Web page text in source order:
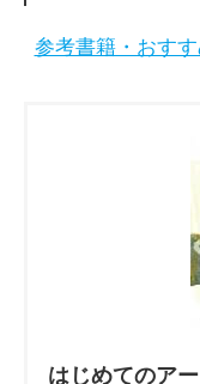
参考書籍・おす
はじめてのア